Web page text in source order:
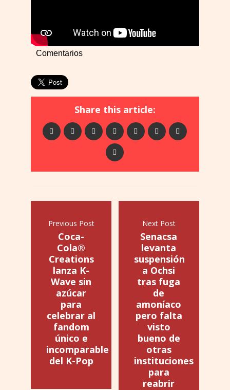
Comentarios
Share this article:
Previous Post
Coca-
Cola®
Creations
lanza K-
Wave sin
azúcar
para
celebrar al
fandom
único e
incomparable
del K-Pop
Next Post
Senacsa
levanta
suspensión
a Ochsi
tras fuga
de
amoníaco
pero falta
visto
bueno de
otras
instituciones
para
reabrir